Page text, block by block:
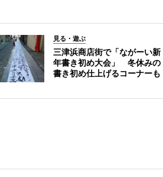
見る・遊ぶ
三津浜商店街で「ながーい新
年書き初め大会」 冬休みの
書き初め仕上げるコーナーも